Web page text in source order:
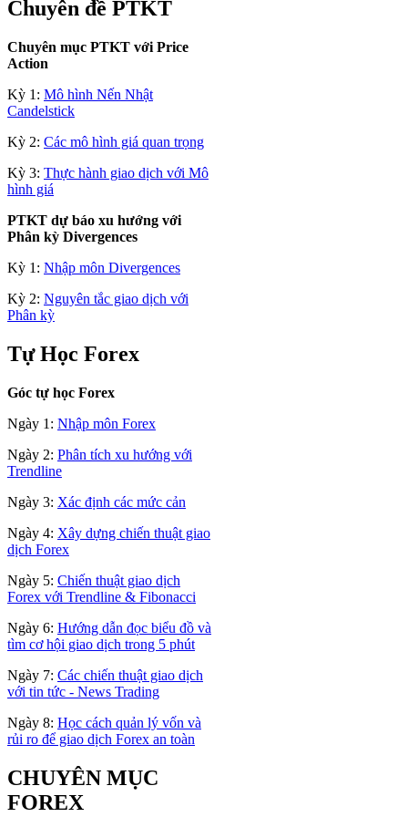
Chuyên đề PTKT
Chuyên mục PTKT với Price
Action
Kỳ 1: Mô hình Nến Nhật
Candelstick
Kỳ 2: Các mô hình giá quan trọng
Kỳ 3: Thực hành giao dịch với Mô
hình giá
PTKT dự báo xu hướng với
Phân kỳ Divergences
Kỳ 1: Nhập môn Divergences
Kỳ 2: Nguyên tắc giao dịch với
Phân kỳ
Tự Học Forex
Góc tự học Forex
Ngày 1: Nhập môn Forex
Ngày 2: Phân tích xu hướng với
Trendline
Ngày 3: Xác định các mức cản
Ngày 4: Xây dựng chiến thuật giao
dịch Forex
Ngày 5: Chiến thuật giao dịch
Forex với Trendline & Fibonacci
Ngày 6: Hướng dẫn đọc biểu đồ và
tìm cơ hội giao dịch trong 5 phút
Ngày 7: Các chiến thuật giao dịch
với tin tức - News Trading
Ngày 8: Học cách quản lý vốn và
rủi ro để giao dịch Forex an toàn
CHUYÊN MỤC
FOREX